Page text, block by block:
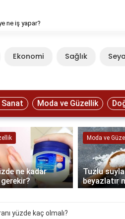
ne iş yapar?
Ekonomi Sağlık
Moda ve Güzellik
ne kadar
Moda ve
Tuzlu
beyazlatır
yüzde kaç olmalı?